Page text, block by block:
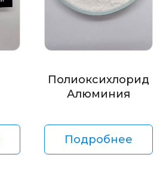
Полиоксихлорид
Алюминия
Подробнее